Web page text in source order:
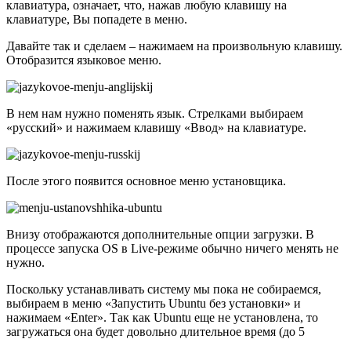
клавиатура, означает, что, нажав любую клавишу на
клавиатуре, Вы попадете в меню.
Давайте так и сделаем – нажимаем на произвольную клавишу.
Отобразится языковое меню.
В нем нам нужно поменять язык. Стрелками выбираем
«русский» и нажимаем клавишу «Ввод» на клавиатуре.
После этого появится основное меню установщика.
Внизу отображаются дополнительные опции загрузки. В
процессе запуска OS в Live-режиме обычно ничего менять не
нужно.
Поскольку устанавливать систему мы пока не собираемся,
выбираем в меню «Запустить Ubuntu без установки» и
нажимаем «Enter». Так как Ubuntu еще не установлена, то
загружаться она будет довольно длительное время (до 5